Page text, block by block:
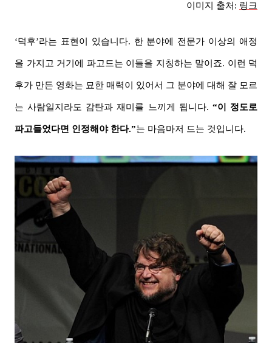
이미지 출처: 링크
‘덕후’라는 표현이 있습니다. 한 분야에 전문가 이상의 애정
을 가지고 거기에 파고드는 이들을 지칭하는 말이죠. 이런 덕
후가 만든 영화는 묘한 매력이 있어서 그 분야에 대해 잘 모르
는 사람일지라도 감탄과 재미를 느끼게 됩니다. “이 정도로
파고들었다면 인정해야 한다.”는 마음마저 드는 것입니다.